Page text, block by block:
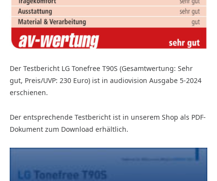
Der Testbericht LG Tonefree T90S (Gesamtwertung: Sehr
gut, Preis/UVP: 230 Euro) ist in audiovision Ausgabe 5-2024
erschienen.
Der entsprechende Testbericht ist in unserem Shop als PDF-
Dokument zum Download erhältlich.